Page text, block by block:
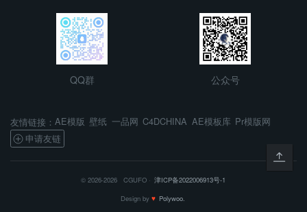
QQ群 公众号
友情链接： AE模版 壁纸 一品网 C4DCHINA AE模板库 Pr模版网
申请友链
© 2026-2026 CGUFO · 津ICP备2022006913号-1
Design by ♥ Polywoo.